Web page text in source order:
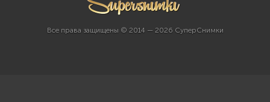
Все права защищены © 2014 — 2026 СуперСнимки